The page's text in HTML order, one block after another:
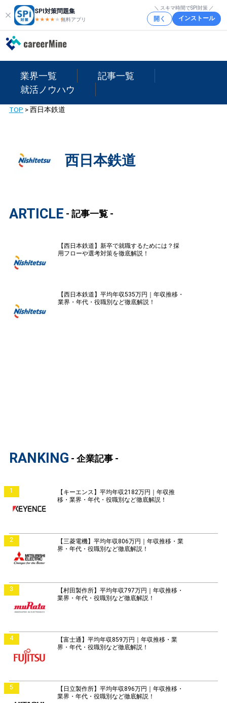
SPI対策問題集
★★★★ ★★
無料アプリ
＼ スキマ時間でSPI対策 ／
開く インストール
業界一覧
記事一覧
就活ノウハウ
TOP >西日本鉄道
西日本鉄道
ARTICLE - 記事一覧 -
【西日本鉄道】新卒で就職するためには？採
用フローや選考対策を徹底解説！
【西日本鉄道】平均年収535万円｜年収推移・
業界・年代・役職別など徹底解説！
RANKING - 企業記事 -
1
【キーエンス】平均年収2182万円｜年収推
移・業界・年代・役職別など徹底解説！
2
【三菱電機】平均年収806万円｜年収推移・業
界・年代・役職別など徹底解説！
3
【村田製作所】平均年収797万円｜年収推移・
業界・年代・役職別など徹底解説！
4
【富士通】平均年収859万円｜年収推移・業
界・年代・役職別など徹底解説！
5
【日立製作所】平均年収896万円｜年収推移・
業界・年代・役職別など徹底解説！